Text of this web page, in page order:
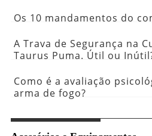
Os 10 mandamentos do
A Trava de Segurança na
Taurus Puma. Útil ou
Como é a avaliação
arma de fogo?